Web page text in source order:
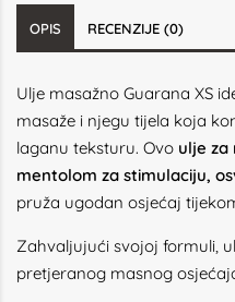
OPIS RECENZIJE (0)
Ulje masažno Guarana XS
masaže i njegu tijela koja
laganu teksturu. Ovo ulje za
mentolom za stimulaciju,
pruža ugodan osjećaj
Zahvaljujući svojoj formuli,
pretjeranog masnog